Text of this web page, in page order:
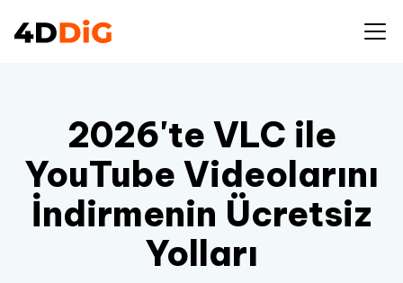
2026'te VLC ile
YouTube Videolarını
İndirmenin Ücretsiz
Yolları